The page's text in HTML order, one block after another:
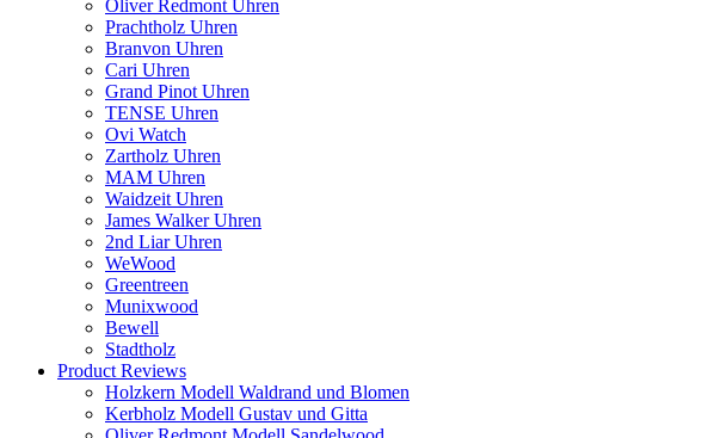
Oliver Redmont Uhren
Prachtholz Uhren
Branvon Uhren
Cari Uhren
Grand Pinot Uhren
TENSE Uhren
Ovi Watch
Zartholz Uhren
MAM Uhren
Waidzeit Uhren
James Walker Uhren
2nd Liar Uhren
WeWood
Greentreen
Munixwood
Bewell
Stadtholz
Product Reviews
Holzkern Modell Waldrand und Blomen
Kerbholz Modell Gustav und Gitta